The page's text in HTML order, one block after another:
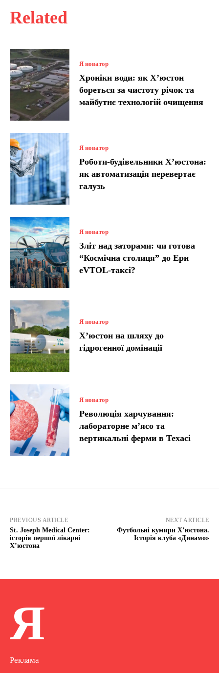
Related
Я новатор
Хроніки води: як Х’юстон
бореться за чистоту річок та
майбутнє технологій очищення
Я новатор
Роботи-будівельники Х’юстона:
як автоматизація перевертає
галузь
Я новатор
Зліт над заторами: чи готова
“Космічна столиця” до Ери
eVTOL-таксі?
Я новатор
Х’юстон на шляху до
гідрогенної домінації
Я новатор
Революція харчування:
лабораторне м’ясо та
вертикальні ферми в Техасі
PREVIOUS ARTICLE
St. Joseph Medical Center:
історія першої лікарні
Х’юстона
NEXT ARTICLE
Футбольні кумири Х’юстона.
Історія клуба «Динамо»
Я
Реклама